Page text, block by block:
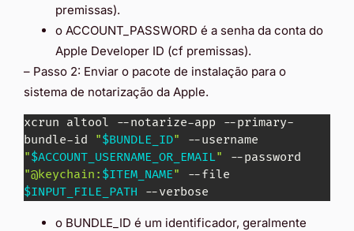
premissas).
o ACCOUNT_PASSWORD é a senha da conta do
Apple Developer ID (cf premissas).
– Passo 2: Enviar o pacote de instalação para o
sistema de notarização da Apple.
xcrun altool --notarize-app --primary-
bundle-id
"$BUNDLE_ID"
"$ACCOUNT_USERNAME_OR_EMAIL"
"@keychain: $ITEM_NAME"
$INPUT_FILE_PATH --verbose
o BUNDLE_ID é um identificador, geralmente